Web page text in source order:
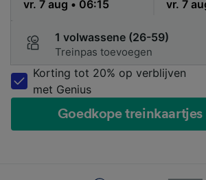
1 volwassene (26-59)
Treinpas toevoegen
Korting tot 20% op verblijven
met Genius
Goedkope treinkaartjes